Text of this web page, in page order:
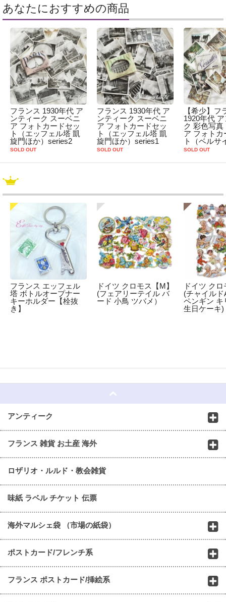
あなたにおすすめの商品
フランス 1930年代 ア
ンティーク スーベニ
ア フォトカードセッ
ト（エッフェル塔 凱
旋門ほか）series2
SOLD OUT
フランス 1930年代 ア
ンティーク スーベニ
ア フォトカードセッ
ト（エッフェル塔 凱
旋門ほか）series1
SOLD OUT
【希少】フ
1920年代
ク 彩色写真
ア フォトカ
ト（ベルサ
SOLD OUT
フランス エッフェル
塔 ボトルオープナー
キーホルダー【栓抜
き】
ドイツ クロモス【M】
(フェアリーテイル バ
ード 小鳥 ツバメ）
ドイツ ク
(チャイルド
ペンギン キ
生日ケーキ)
アンティーク
フランス 雑貨 お土産 海外
ロザリオ・ルルド・教会雑貨
味紙 ラベル チケット 伝票
海外マルシェ袋 （市場の紙袋）
ポストカード/フレンチ系
フランス ポストカード/挿絵系